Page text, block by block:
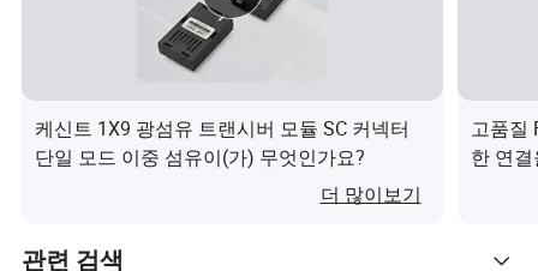
케신트 1X9 광섬유 트랜시버 모듈 SC 커넥터
단일 모드 이중 섬유이(가) 무엇인가요?
더 많이보기
고품질
한 연
관련 검색